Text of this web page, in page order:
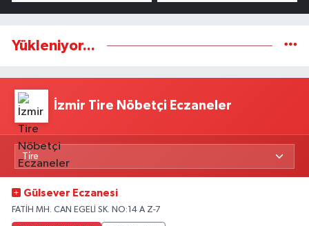
Yükleniyor...
İzmir Tire Nöbetçi Eczaneler
Gülsever Eczanesi
FATİH MH. CAN EGELİ SK. NO:14 A Z-7